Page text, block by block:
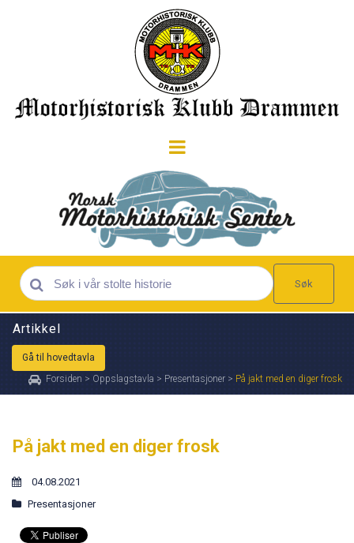
Søk
Artikkel
Gå til hovedtavla
Forsiden > Oppslagstavla > Presentasjoner > På jakt med en diger frosk
På jakt med en diger frosk
04.08.2021
Presentasjoner